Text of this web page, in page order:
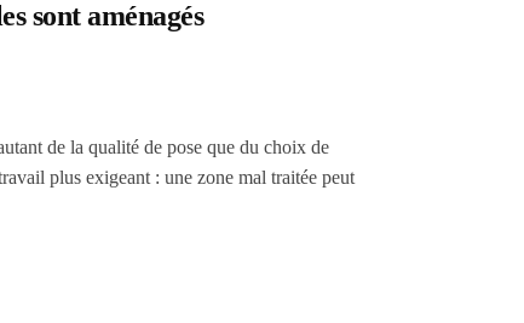
sont aménagés
de la qualité de pose que du choix de
plus exigeant : une zone mal traitée peut